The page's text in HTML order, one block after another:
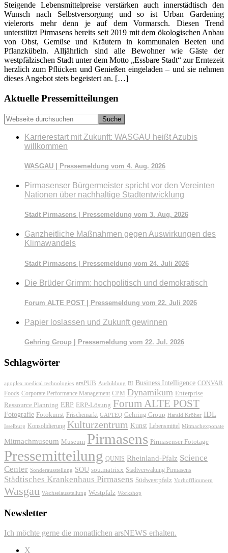
Steigende Lebensmittelpreise verstärken auch innerstädtisch den
Wunsch nach Selbstversorgung und so ist Urban Gardening
vielerorts mehr denn je auf dem Vormarsch. Diesen Trend
unterstützt Pirmasens bereits seit 2019 mit dem ökologischen Anbau
von Obst, Gemüse und Kräutern in kommunalen Beeten und
Pflanzkübeln. Alljährlich sind alle Bewohner wie Gäste der
westpfälzischen Stadt unter dem Motto „Essbare Stadt“ zur Erntezeit
herzlich zum Pflücken und Genießen eingeladen – und sie nehmen
dieses Angebot stets begeistert an. […]
Seitenspalte
Aktuelle Pressemitteilungen
Webseite
durchsuchen
Karrierestart mit Zukunft: WASGAU heißt Azubis
willkommen
WASGAU | Pressemeldung vom 4. Aug. 2026
Pirmasenser Bürgermeister spricht vor den Vereinten
Nationen über nachhaltige Stadtentwicklung
Stadt Pirmasens | Pressemeldung vom 3. Aug. 2026
Ganzheitliche Maßnahmen gegen Auswirkungen des
Klimawandels
Stadt Pirmasens | Pressemeldung vom 24. Juli 2026
Die Brüder Grimm: hochpolitisch und demokratisch
Forum ALTE POST | Pressemeldung vom 22. Juli 2026
Papier loslassen und Zukunft gewinnen
Gehring Group | Pressemeldung vom 22. Jul. 2026
Schlagwörter
apoplex medical technologies arsPUB Ausbildung BI Business Intelligence CONVAR
Foods Corporate Performance Management CPM Dynamikum Enterprise
Ressource Planning ERP ERP-Lösung Forum ALTE POST
Fotografie Fotokunst Frischemarkt GAPTEQ Gehring Group Harald Kröher IDL
Isselburg Konsolidierung Kulturzentrum Kunst Lebensmittel Mitmachexponate
Mitmachmuseum Museum Pirmasens Pirmasenser Fototage
Pressemitteilung QUNIS Rheinland-Pfalz Science
Center Sonderausstellung SOU sou.matrixx Stadtverwaltung Pirmasens
Städtisches Krankenhaus Pirmasens Südwestpfalz Vorhofflimmern
Wasgau Wechselausstellung Westpfalz Workshop
Newsletter
Ich möchte gerne die monatlichen arsNEWS erhalten.
X